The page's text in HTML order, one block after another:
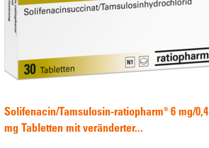
Solifenacin/Tamsulosin-ratiopharm® 6 mg/0,4
mg Tabletten mit veränderter...